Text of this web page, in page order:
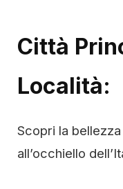
Città
Località:
Scopri la bellezza
all’occhiello